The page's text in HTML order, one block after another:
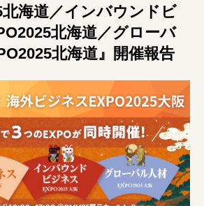
海道／インバウンドビ
北海道／グローバ
北海道』開催報告